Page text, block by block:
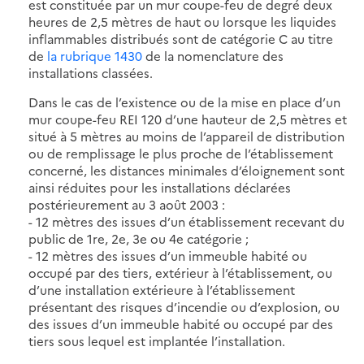
est constituée par un mur coupe-feu de degré deux
heures de 2,5 mètres de haut ou lorsque les liquides
inflammables distribués sont de catégorie C au titre
de la rubrique 1430de la nomenclature des
installations classées.
Dans le cas de l’existence ou de la mise en place d’un
mur coupe-feu REI 120 d’une hauteur de 2,5 mètres et
situé à 5 mètres au moins de l’appareil de distribution
ou de remplissage le plus proche de l’établissement
concerné, les distances minimales d’éloignement sont
ainsi réduites pour les installations déclarées
postérieurement au 3 août 2003 :
- 12 mètres des issues d’un établissement recevant du
public de 1re, 2e, 3e ou 4e catégorie ;
- 12 mètres des issues d’un immeuble habité ou
occupé par des tiers, extérieur à l’établissement, ou
d’une installation extérieure à l’établissement
présentant des risques d’incendie ou d’explosion, ou
des issues d’un immeuble habité ou occupé par des
tiers sous lequel est implantée l’installation.